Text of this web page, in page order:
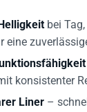
bei
eine
konsistenter
Liner –